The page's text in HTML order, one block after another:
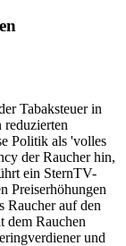
Tabaksteuer in
Politik als 'volles
der Raucher hin,
ein SternTV-
Preiserhöhungen
Raucher auf den
dem Rauchen
und